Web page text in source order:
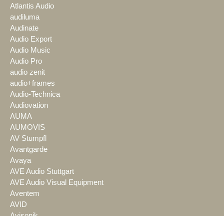
Atlantis Audio
audiluma
Audinate
Audio Export
Audio Music
Audio Pro
audio zenit
audio+frames
Audio-Technica
Audiovation
AUMA
AUMOVIS
AV Stumpfl
Avantgarde
Avaya
AVE Audio Stuttgart
AVE Audio Visual Equipment
Aventem
AVID